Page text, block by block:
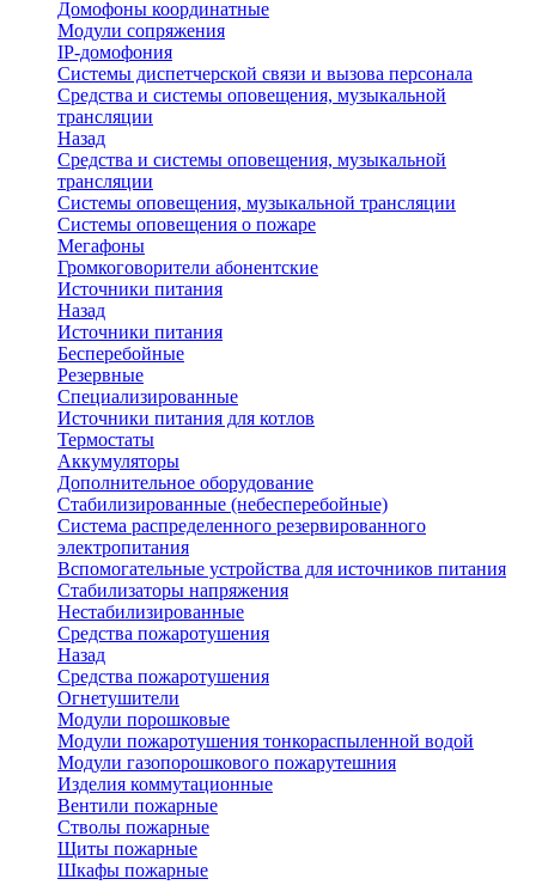
Домофоны координатные
Модули сопряжения
IP-домофония
Системы диспетчерской связи и вызова персонала
Средства и системы оповещения, музыкальной
трансляции
Назад
Средства и системы оповещения, музыкальной
трансляции
Системы оповещения, музыкальной трансляции
Системы оповещения о пожаре
Мегафоны
Громкоговорители абонентские
Источники питания
Назад
Источники питания
Бесперебойные
Резервные
Специализированные
Источники питания для котлов
Термостаты
Аккумуляторы
Дополнительное оборудование
Стабилизированные (небесперебойные)
Система распределенного резервированного
электропитания
Вспомогательные устройства для источников питания
Стабилизаторы напряжения
Нестабилизированные
Средства пожаротушения
Назад
Средства пожаротушения
Огнетушители
Модули порошковые
Модули пожаротушения тонкораспыленной водой
Модули газопорошкового пожарутешния
Изделия коммутационные
Вентили пожарные
Стволы пожарные
Щиты пожарные
Шкафы пожарные